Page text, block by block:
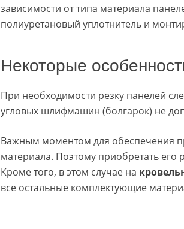
зависимости от типа материала
полиуретановый уплотнитель и
Некоторые
При необходимости резку панелей
угловых шлифмашин (болгарок) не
Важным моментом для обеспечения
материала. Поэтому приобретать
Кроме того, в этом случае на
все остальные комплектующие